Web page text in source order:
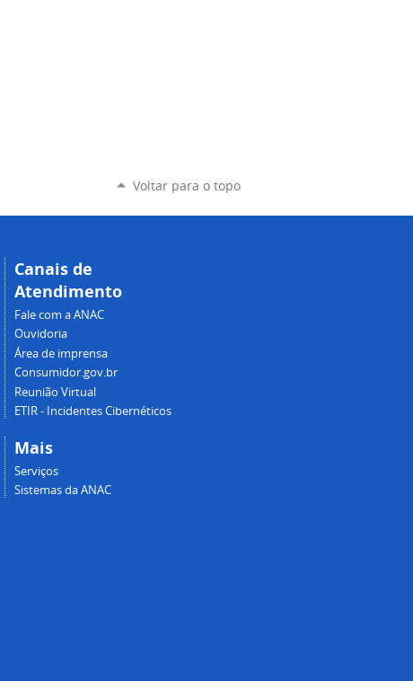
Voltar para o topo
Canais de
Atendimento
Fale com a ANAC
Ouvidoria
Área de imprensa
Consumidor.gov.br
Reunião Virtual
ETIR - Incidentes Cibernéticos
Mais
Serviços
Sistemas da ANAC